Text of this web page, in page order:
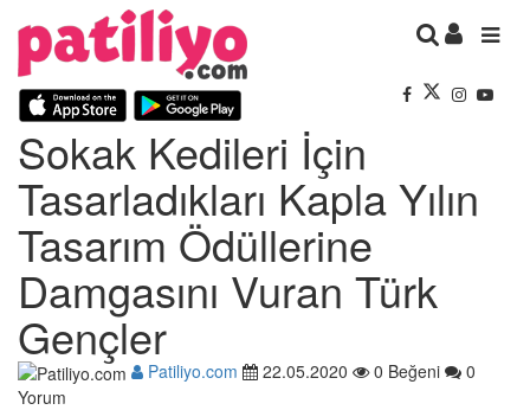
Sokak Kedileri İçin
Tasarladıkları Kapla Yılın
Tasarım Ödüllerine
Damgasını Vuran Türk
Gençler
Patiliyo.com 22.05.2020 0 Beğeni
0
Yorum